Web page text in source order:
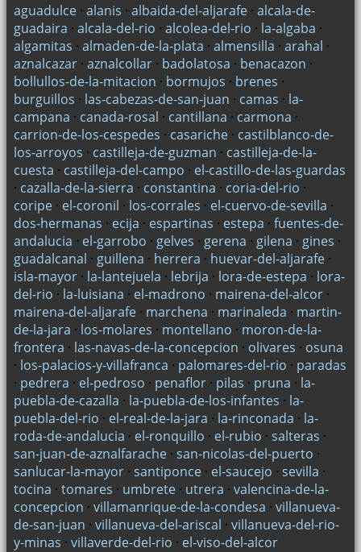
aguadulce· alanis · albaida-del-aljarafe· alcala-de-
guadaira · alcala-del-rio · alcolea-del-rio · la-algaba ·
algamitas · almaden-de-la-plata · almensilla · arahal ·
aznalcazar· aznalcollar· badolatosa · benacazon ·
bollullos-de-la-mitacion · bormujos · brenes ·
burguillos · las-cabezas-de-san-juan · camas · la-
campana · canada-rosal · cantillana · carmona ·
carrion-de-los-cespedes · casariche· castilblanco-de-
los-arroyos · castilleja-de-guzman · castilleja-de-la-
cuesta · castilleja-del-campo · el-castillo-de-las-guardas
· cazalla-de-la-sierra · constantina · coria-del-rio ·
coripe· el-coronil · los-corrales · el-cuervo-de-sevilla ·
dos-hermanas · ecija · espartinas · estepa · fuentes-de-
andalucia · el-garrobo · gelves · gerena · gilena · gines ·
guadalcanal · guillena · herrera · huevar-del-aljarafe·
isla-mayor· la-lantejuela · lebrija · lora-de-estepa · lora-
del-rio · la-luisiana · el-madrono · mairena-del-alcor·
mairena-del-aljarafe· marchena · marinaleda · martin-
de-la-jara · los-molares · montellano · moron-de-la-
frontera · las-navas-de-la-concepcion · olivares · osuna
· los-palacios-y-villafranca · palomares-del-rio · paradas
· pedrera · el-pedroso · penaflor· pilas · pruna · la-
puebla-de-cazalla · la-puebla-de-los-infantes · la-
puebla-del-rio · el-real-de-la-jara · la-rinconada · la-
roda-de-andalucia · el-ronquillo · el-rubio · salteras ·
san-juan-de-aznalfarache· san-nicolas-del-puerto ·
sanlucar-la-mayor· santiponce· el-saucejo · sevilla ·
tocina · tomares · umbrete· utrera · valencina-de-la-
concepcion · villamanrique-de-la-condesa · villanueva-
de-san-juan · villanueva-del-ariscal · villanueva-del-rio-
y-minas · villaverde-del-rio · el-viso-del-alcor